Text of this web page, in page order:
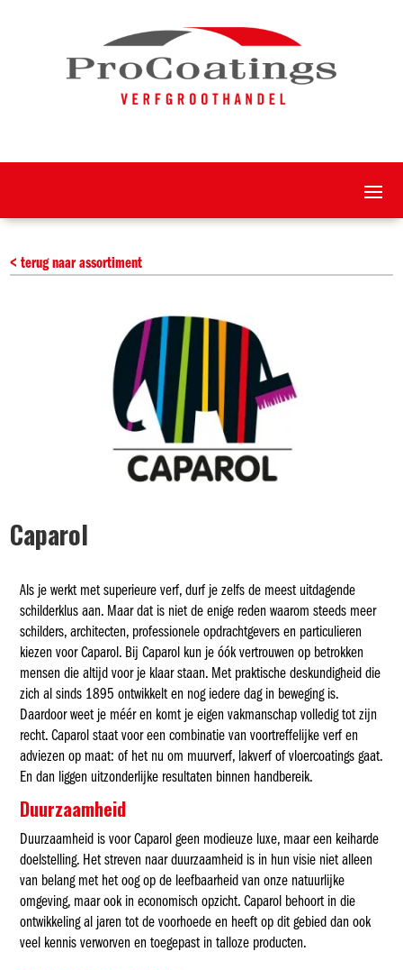
< terug naar assortiment
Caparol
Als je werkt met superieure verf, durf je zelfs de meest uitdagende
schilderklus aan. Maar dat is niet de enige reden waarom steeds meer
schilders, architecten, professionele opdrachtgevers en particulieren
kiezen voor Caparol. Bij Caparol kun je óók vertrouwen op betrokken
mensen die altijd voor je klaar staan. Met praktische deskundigheid die
zich al sinds 1895 ontwikkelt en nog iedere dag in beweging is.
Daardoor weet je méér en komt je eigen vakmanschap volledig tot zijn
recht. Caparol staat voor een combinatie van voortreffelijke verf en
adviezen op maat: of het nu om muurverf, lakverf of vloercoatings gaat.
En dan liggen uitzonderlijke resultaten binnen handbereik.
Duurzaamheid
Duurzaamheid is voor Caparol geen modieuze luxe, maar een keiharde
doelstelling. Het streven naar duurzaamheid is in hun visie niet alleen
van belang met het oog op de leefbaarheid van onze natuurlijke
omgeving, maar ook in economisch opzicht. Caparol behoort in die
ontwikkeling al jaren tot de voorhoede en heeft op dit gebied dan ook
veel kennis verworven en toegepast in talloze producten.